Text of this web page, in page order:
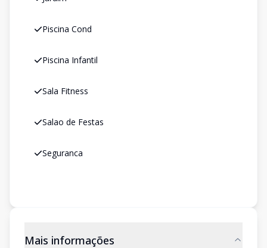
Piscina Cond
Piscina Infantil
Sala Fitness
Salao de Festas
Seguranca
Mais informações